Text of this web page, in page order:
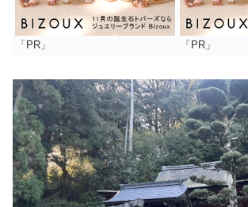
「PR」 「PR」